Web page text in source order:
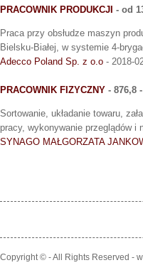
PRACOWNIK PRODUKCJI - od
Praca przy obsłudze maszyn
Bielsku-Białej, w systemie 4-
Adecco Poland Sp. z o.o - 2018-
PRACOWNIK FIZYCZNY - 876,8
Sortowanie, układanie towaru,
pracy, wykonywanie przeglądów i
SYNAGO MAŁGORZATA
Copyright © - All Rights Reserved -